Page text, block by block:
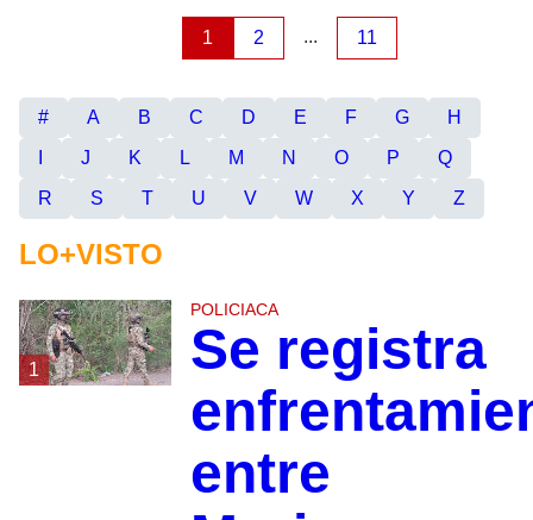
1 2 ... 11
# A B C D E F G
H
J K L M N O P
Q
R
S T U V W X Y Z
LO+VISTO
1
POLICIACA
Se registra
entre